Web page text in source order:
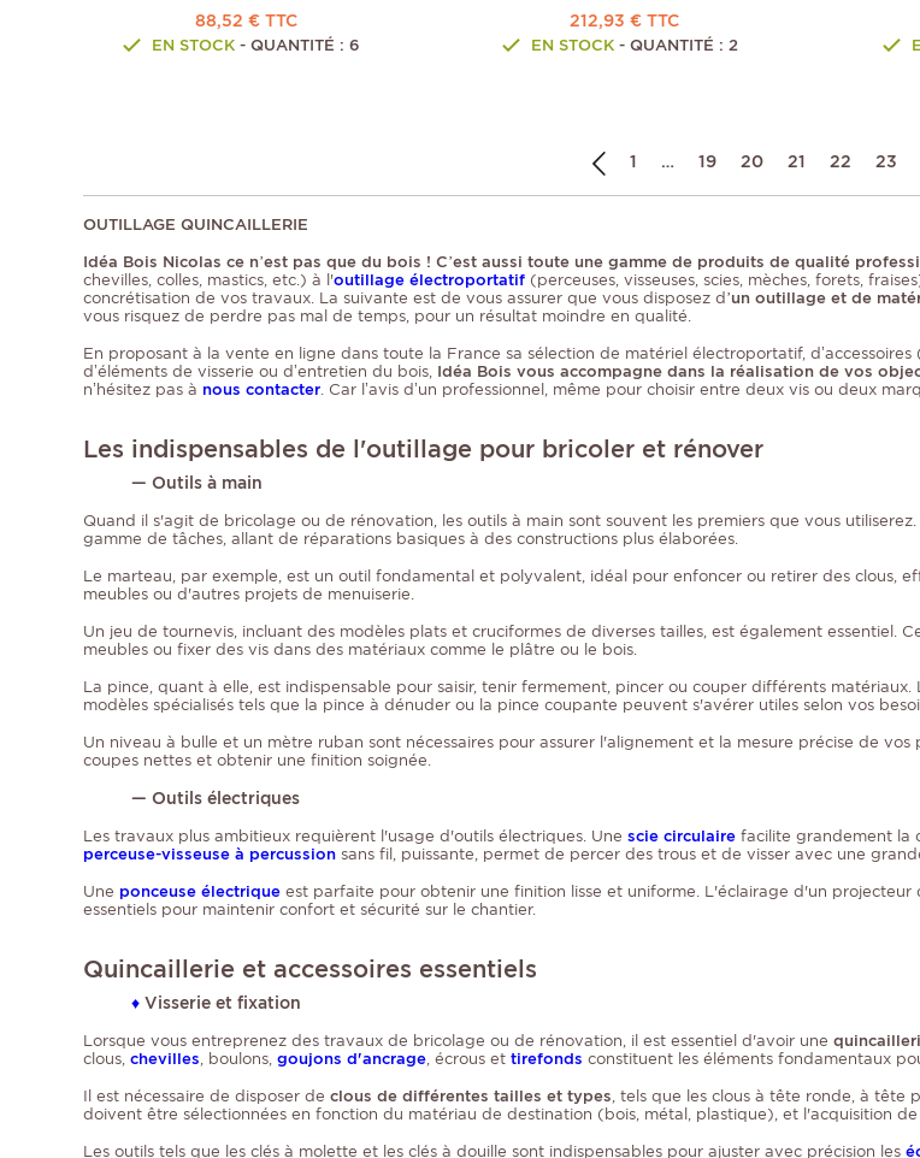
88,52 € TTC
EN STOCK - QUANTITÉ : 6
212,93 € TTC
EN STOCK- QUANTITÉ : 2
1 … 19 20 21 22 23
OUTILLAGE QUINCAILLERIE
Idéa Bois Nicolas ce n’est pas que du bois ! C’est aussi toute une gamme de produits de qualité
chevilles, colles, mastics, etc.) à l'outillage électroportatif(perceuses, visseuses, scies, mèches, forets,
concrétisation de vos travaux. La suivante est de vous assurer que vous disposez d ’un outillage et de
vous risquez de perdre pas mal de temps, pour un résultat moindre en qualité.
En proposant à la vente en ligne dans toute la France sa sélection de matériel électroportatif, d’accessoires
d’éléments de visserie ou d’entretien du bois, Idéa Bois vous accompagne dans la réalisation de vos
n’hésitez pas à nous contacter. Car l’avis d’un professionnel, même pour choisir entre deux vis ou deux
Les indispensables de l'outillage pour bricoler et rénover
— Outils à main
Quand il s'agit de bricolage ou de rénovation, les outils à main sont souvent les premiers que vous
gamme de tâches, allant de réparations basiques à des constructions plus élaborées.
Le marteau, par exemple, est un outil fondamental et polyvalent, idéal pour enfoncer ou retirer des clous,
meubles ou d'autres projets de menuiserie.
Un jeu de tournevis, incluant des modèles plats et cruciformes de diverses tailles, est également essentiel.
meubles ou fixer des vis dans des matériaux comme le plâtre ou le bois.
La pince, quant à elle, est indispensable pour saisir, tenir fermement, pincer ou couper différents
modèles spécialisés tels que la pince à dénuder ou la pince coupante peuvent s'avérer utiles selon vos
Un niveau à bulle et un mètre ruban sont nécessaires pour assurer l'alignement et la mesure précise de
coupes nettes et obtenir une finition soignée.
— Outils électriques
Les travaux plus ambitieux requièrent l'usage d'outils électriques. Une scie circulairefacilite grandement la
perceuse-visseuse à percussion sans fil, puissante, permet de percer des trous et de visser avec une
Une ponceuse électriqueest parfaite pour obtenir une finition lisse et uniforme. L'éclairage d'un projecteur
essentiels pour maintenir confort et sécurité sur le chantier.
Quincaillerie et accessoires essentiels
♦ Visserie et fixation
Lorsque vous entreprenez des travaux de bricolage ou de rénovation, il est essentiel d'avoir une
clous, chevilles, boulons, goujons d'ancrage, écrous et tirefonds constituent les éléments fondamentaux
Il est nécessaire de disposer de clous de différentes tailles et types, tels que les clous à tête ronde, à tête
doivent être sélectionnées en fonction du matériau de destination (bois, métal, plastique), et l'acquisition
Les outils tels que les clés à molette et les clés à douille sont indispensables pour ajuster avec précision les